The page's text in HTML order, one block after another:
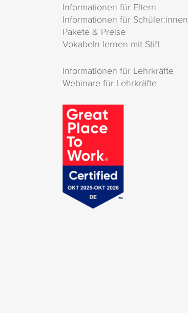
Informationen für Eltern
Informationen für Schüler:innen
Pakete & Preise
Vokabeln lernen mit Stift
Informationen für Lehrkräfte
Webinare für Lehrkräfte